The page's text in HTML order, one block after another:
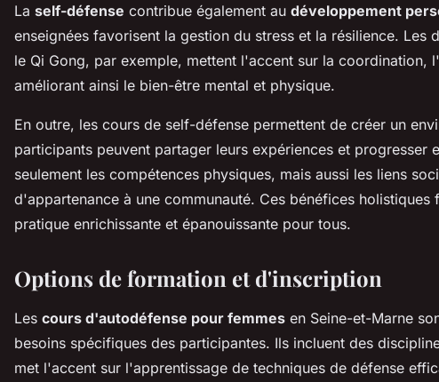
La self-défense contribue également au développement
enseignées favorisent la gestion du stress et la résilience. Les
le Qi Gong, par exemple, mettent l'accent sur la coordination,
améliorant ainsi le bien-être mental et physique.
En outre, les cours de self-défense permettent de créer un
participants peuvent partager leurs expériences et progresser
seulement les compétences physiques, mais aussi les liens
d'appartenance à une communauté. Ces bénéfices
pratique enrichissante et épanouissante pour tous.
Options de formation et d'inscription
Les cours d'autodéfense pour femmes en Seine-et-Marne
besoins spécifiques des participantes. Ils incluent des
met l'accent sur l'apprentissage de techniques de défense